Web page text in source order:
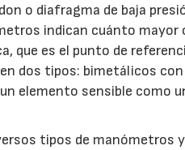
o diafragma de baja
indican cuánto mayor
que es el punto de
dos tipos: bimetálicos
elemento sensible como
tipos de manómetros